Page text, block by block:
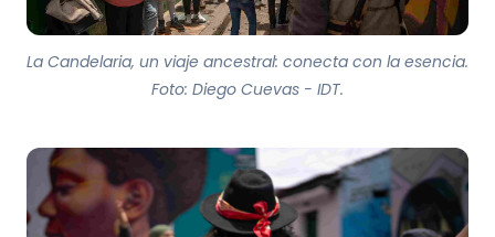
La Candelaria, un viaje ancestral: conecta con la esencia.
Foto: Diego Cuevas - IDT.